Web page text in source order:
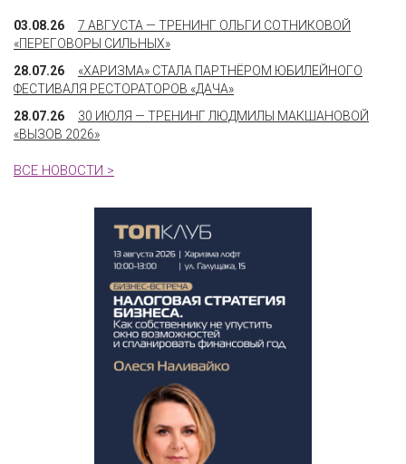
03.08.26
7 АВГУСТА — ТРЕНИНГ ОЛЬГИ СОТНИКОВОЙ
«ПЕРЕГОВОРЫ СИЛЬНЫХ»
28.07.26
«ХАРИЗМА» СТАЛА ПАРТНЁРОМ ЮБИЛЕЙНОГО
ФЕСТИВАЛЯ РЕСТОРАТОРОВ «ДАЧА»
28.07.26
30 ИЮЛЯ — ТРЕНИНГ ЛЮДМИЛЫ МАКШАНОВОЙ
«ВЫЗОВ 2026»
ВСЕ НОВОСТИ >